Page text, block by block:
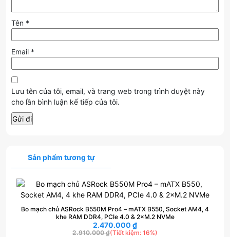
Tên *
Email *
Lưu tên của tôi, email, và trang web trong trình duyệt này
cho lần bình luận kế tiếp của tôi.
Sản phẩm tương tự
Bo mạch chủ ASRock B550M Pro4 – mATX B550, Socket AM4, 4
khe RAM DDR4, PCIe 4.0 & 2×M.2 NVMe
(Tiết kiệm: 16%)
2.910.000₫
2.470.000 ₫